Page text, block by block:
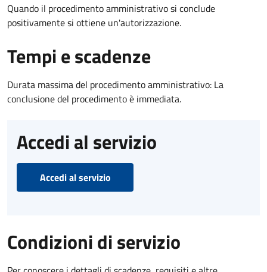
Quando il procedimento amministrativo si conclude
positivamente si ottiene un'autorizzazione.
Tempi e scadenze
Durata massima del procedimento amministrativo: La
conclusione del procedimento è immediata.
Accedi al servizio
Accedi al servizio
Condizioni di servizio